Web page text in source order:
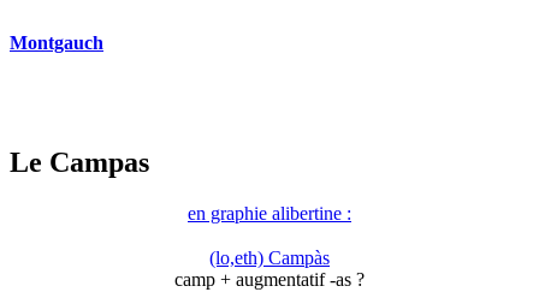
Montgauch
Le Campas
en graphie alibertine :
(lo,eth) Campàs
camp + augmentatif -as ?